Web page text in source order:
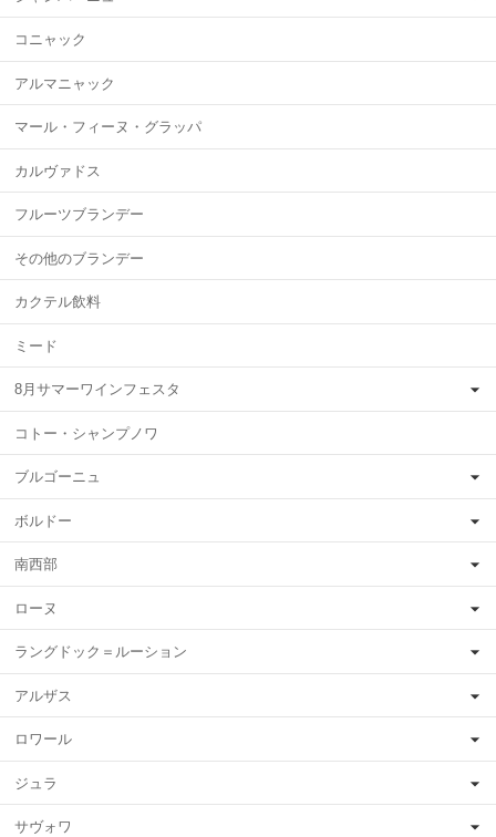
コニャック
アルマニャック
マール・フィーヌ・グラッパ
カルヴァドス
フルーツブランデー
その他のブランデー
カクテル飲料
ミード
8月サマーワインフェスタ
コトー・シャンプノワ
ブルゴーニュ
ボルドー
南西部
ローヌ
ラングドック＝ルーション
アルザス
ロワール
ジュラ
サヴォワ